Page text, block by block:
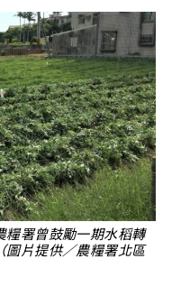
署曾鼓勵一期水稻轉
片提供／農糧署北區